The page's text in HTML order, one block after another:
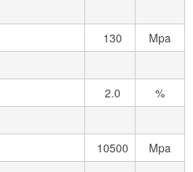
130
Mpa
2.0
%
10500
Mpa